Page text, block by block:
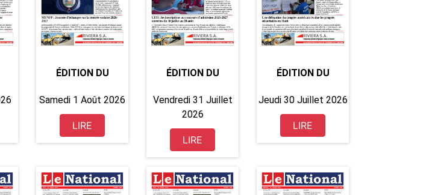
ÉDITION DU
Samedi 1 Août 2026
LIRE
ÉDITION DU
Vendredi 31 Juillet
2026
LIRE
ÉDITION DU
Jeudi 30 Juillet 2026
LIRE